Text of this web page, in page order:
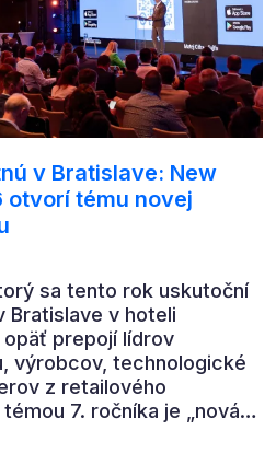
v Bratislave: New
otvorí tému novej
sa tento rok uskutoční
Bratislave v hoteli
opäť prepojí lídrov
výrobcov, technologické
z retailového
7. ročníka je „nová